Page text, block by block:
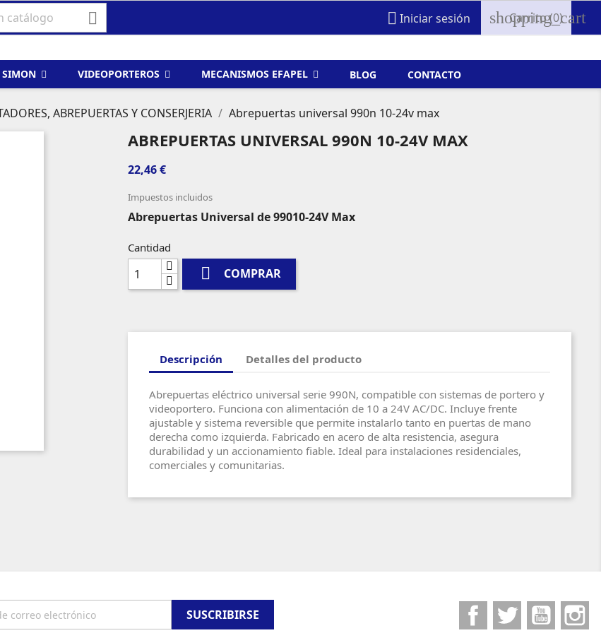
  Iniciar sesión shopping_cart
Carrito(0)
SIMON VIDEOPORTEROS MECANISMOS EFAPEL BLOG CONTACTO
ABREPUERTAS Y CONSERJERIA Abrepuertas universal 990n 10-24v max
ABREPUERTAS UNIVERSAL 990N 10-24V MAX
22,46 €
Impuestos incluidos
Abrepuertas Universal de 99010-24V Max
Cantidad
 COMPRAR
Descripción Detalles del producto
Abrepuertas eléctrico universal serie 990N, compatible con sistemas de portero y
videoportero. Funciona con alimentación de 10 a 24V AC/DC. Incluye frente
ajustable y sistema reversible que permite instalarlo tanto en puertas de mano
derecha como izquierda. Fabricado en acero de alta resistencia, asegura
durabilidad y un accionamiento fiable. Ideal para instalaciones residenciales,
comerciales y comunitarias.
FacebookTwitter YouTube